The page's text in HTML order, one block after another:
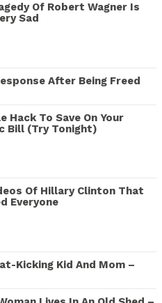
Of Robert Wagner Is
Sad
After Being Freed
Hack To Save On Your
Bill (Try Tonight)
Of Hillary Clinton That
Everyone
Kicking Kid And Mom –